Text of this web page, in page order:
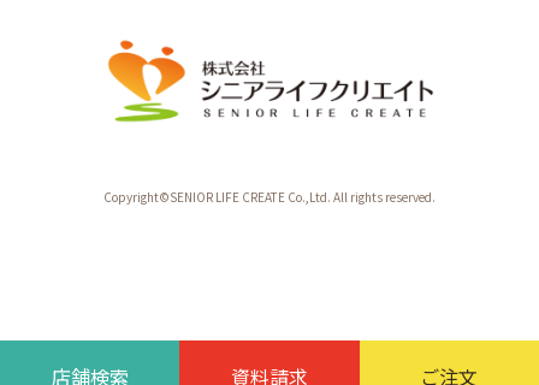
店舗検索 資料請求 ご注文
Copyright©SENIOR LIFE CREATE Co.,Ltd. All rights reserved.